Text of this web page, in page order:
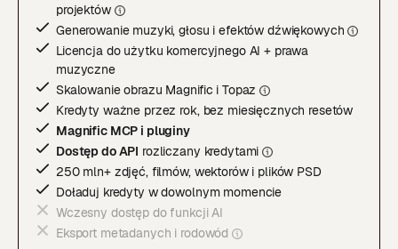
projektów
Generowanie muzyki, głosu i efektów dźwiękowych
Licencja do użytku komercyjnego AI + prawa
muzyczne
Skalowanie obrazu Magnific i Topaz
Kredyty ważne przez rok, bez miesięcznych resetów
Magnific MCP i pluginy
Dostęp do API rozliczany kredytami
250 mln+ zdjęć, filmów, wektorów i plików PSD
Doładuj kredyty w dowolnym momencie
Wczesny dostęp do funkcji AI
Eksport metadanych i rodowód